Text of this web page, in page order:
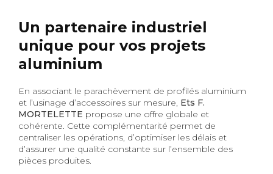
Un partenaire industriel
unique pour vos projets
aluminium
En associant le parachèvement de profilés aluminium
et l’usinage d’accessoires sur mesure, Ets F.
MORTELETTE propose une offre globale et
cohérente. Cette complémentarité permet de
centraliser les opérations, d’optimiser les délais et
d’assurer une qualité constante sur l’ensemble des
pièces produites.